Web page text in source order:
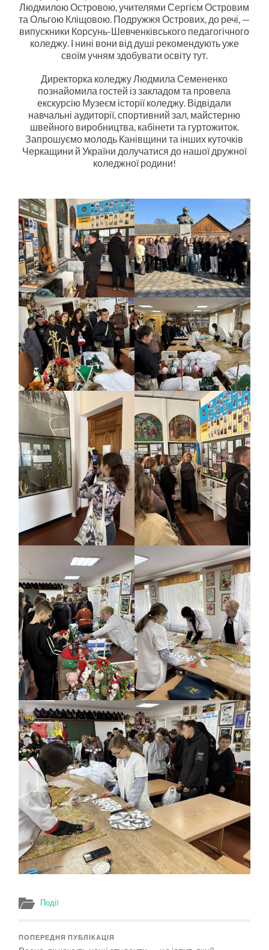
Людмилою Островою, учителями Сергієм Островим
та Ольгою Кліщовою. Подружжя Острових, до речі, —
випускники Корсунь-Шевченківського педагогічного
коледжу. І нині вони від душі рекомендують уже
своїм учням здобувати освіту тут.
Директорка коледжу Людмила Семененко
познайомила гостей із закладом та провела
екскурсію Музеєм історії коледжу. Відвідали
навчальні аудиторії, спортивний зал, майстерню
швейного виробництва, кабінети та гуртожиток.
Запрошуємо молодь Канівщини та інших куточків
Черкащини й України долучатися до нашої дружної
коледжної родини!
Події
ПОПЕРЕДНЯ ПУБЛІКАЦІЯ